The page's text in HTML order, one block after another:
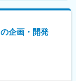
の企画・開発